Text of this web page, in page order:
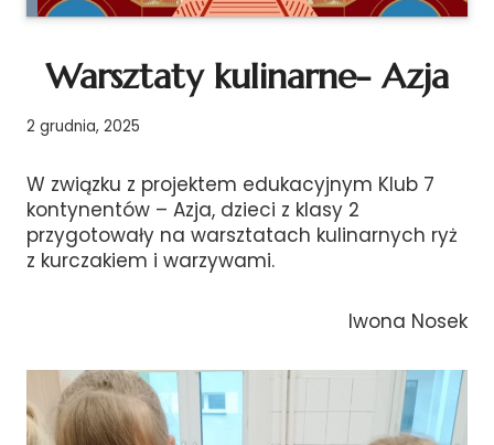
Warsztaty kulinarne- Azja
2 grudnia, 2025
W związku z projektem edukacyjnym Klub 7
kontynentów – Azja, dzieci z klasy 2
przygotowały na warsztatach kulinarnych ryż
z kurczakiem i warzywami.
Iwona Nosek